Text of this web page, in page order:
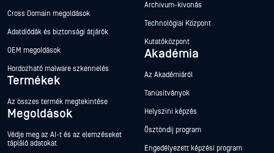
Cross Domain megoldások
Adatdiódák és biztonsági átjárók
OEM megoldások
Hordozható malware szkennelés
Termékek
Az összes termék megtekintése
Megoldások
Védje meg az AI-t és az elemzéseket
tápláló adatokat
Archívum-kivonás
Technológiai Központ
Kutatóközpont
Akadémia
Az Akadémiáról
Tanúsítványok
Helyszíni képzés
Ösztöndíj program
Engedélyezett képzési program